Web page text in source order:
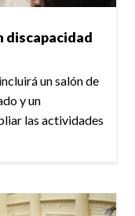
discapacidad
un salón de
y un
las actividades